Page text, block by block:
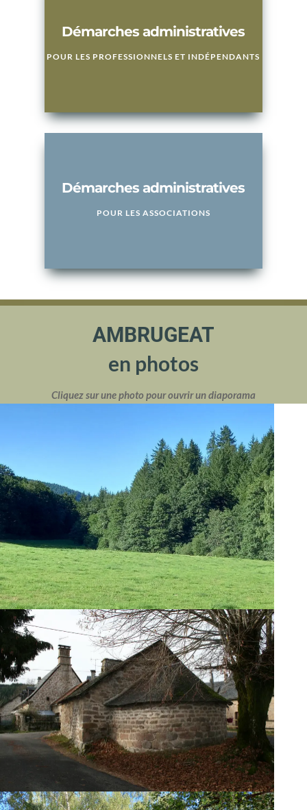
Démarches administratives
POUR LES PROFESSIONNELS ET INDÉPENDANTS
Démarches administratives
POUR LES ASSOCIATIONS
AMBRUGEAT
en photos
Cliquez sur une photo pour ouvrir un diaporama